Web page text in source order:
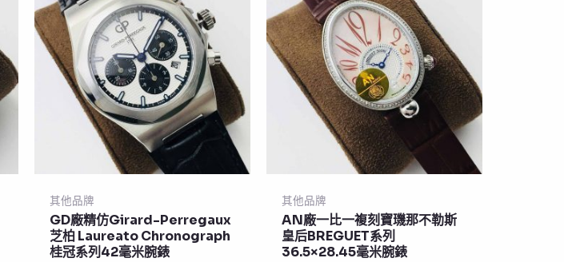
其他品牌
GD廠精仿Girard-Perregaux
芝柏 Laureato Chronograph
桂冠系列42毫米腕錶
其他品牌
AN廠一比一複刻寶璣那不勒斯
皇后BREGUET系列
36.5×28.45毫米腕錶